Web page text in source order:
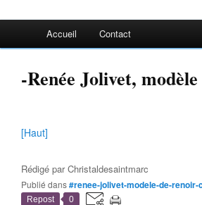
Accueil Contact
-Renée Jolivet,
[Haut]
Rédigé parChristaldesaintmarc
Publié dans#renee-jolivet-modele-de-renoir-
Repost 0